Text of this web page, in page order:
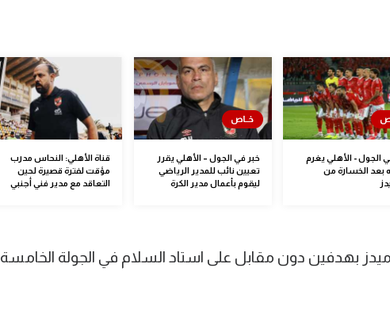
الجول - الأهلي يغرم
بعد الخسارة من
خبر في الجول – الأهلي يقرر
تعيين نائب للمدير الرياضي
ليقوم بأعمال مدير الكرة
قناة الأهلي: النحاس مدرب
مؤقت لفترة قصيرة لحين
التعاقد مع مدير فني أجنبي
بهدفين دون مقابل على استاد السلام في الجولة الخامسة